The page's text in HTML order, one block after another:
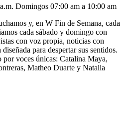
Domingos 07:00 am a 10:00 am
y, en W Fin de Semana, cada
cada sábado y domingo con
con voz propia, noticias con
para despertar sus sentidos.
voces únicas: Catalina Maya,
Matheo Duarte y Natalia